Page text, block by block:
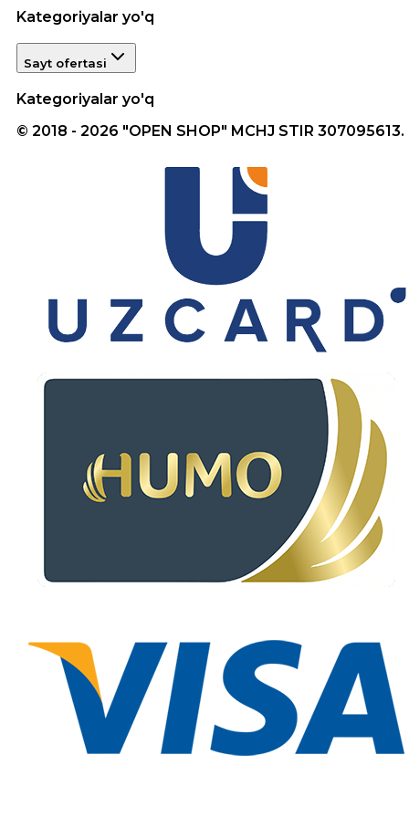
Kategoriyalar yo'q
Sayt ofertasi
Kategoriyalar yo'q
© 2018 - 2026 "OPEN SHOP" MCHJ STIR 307095613.